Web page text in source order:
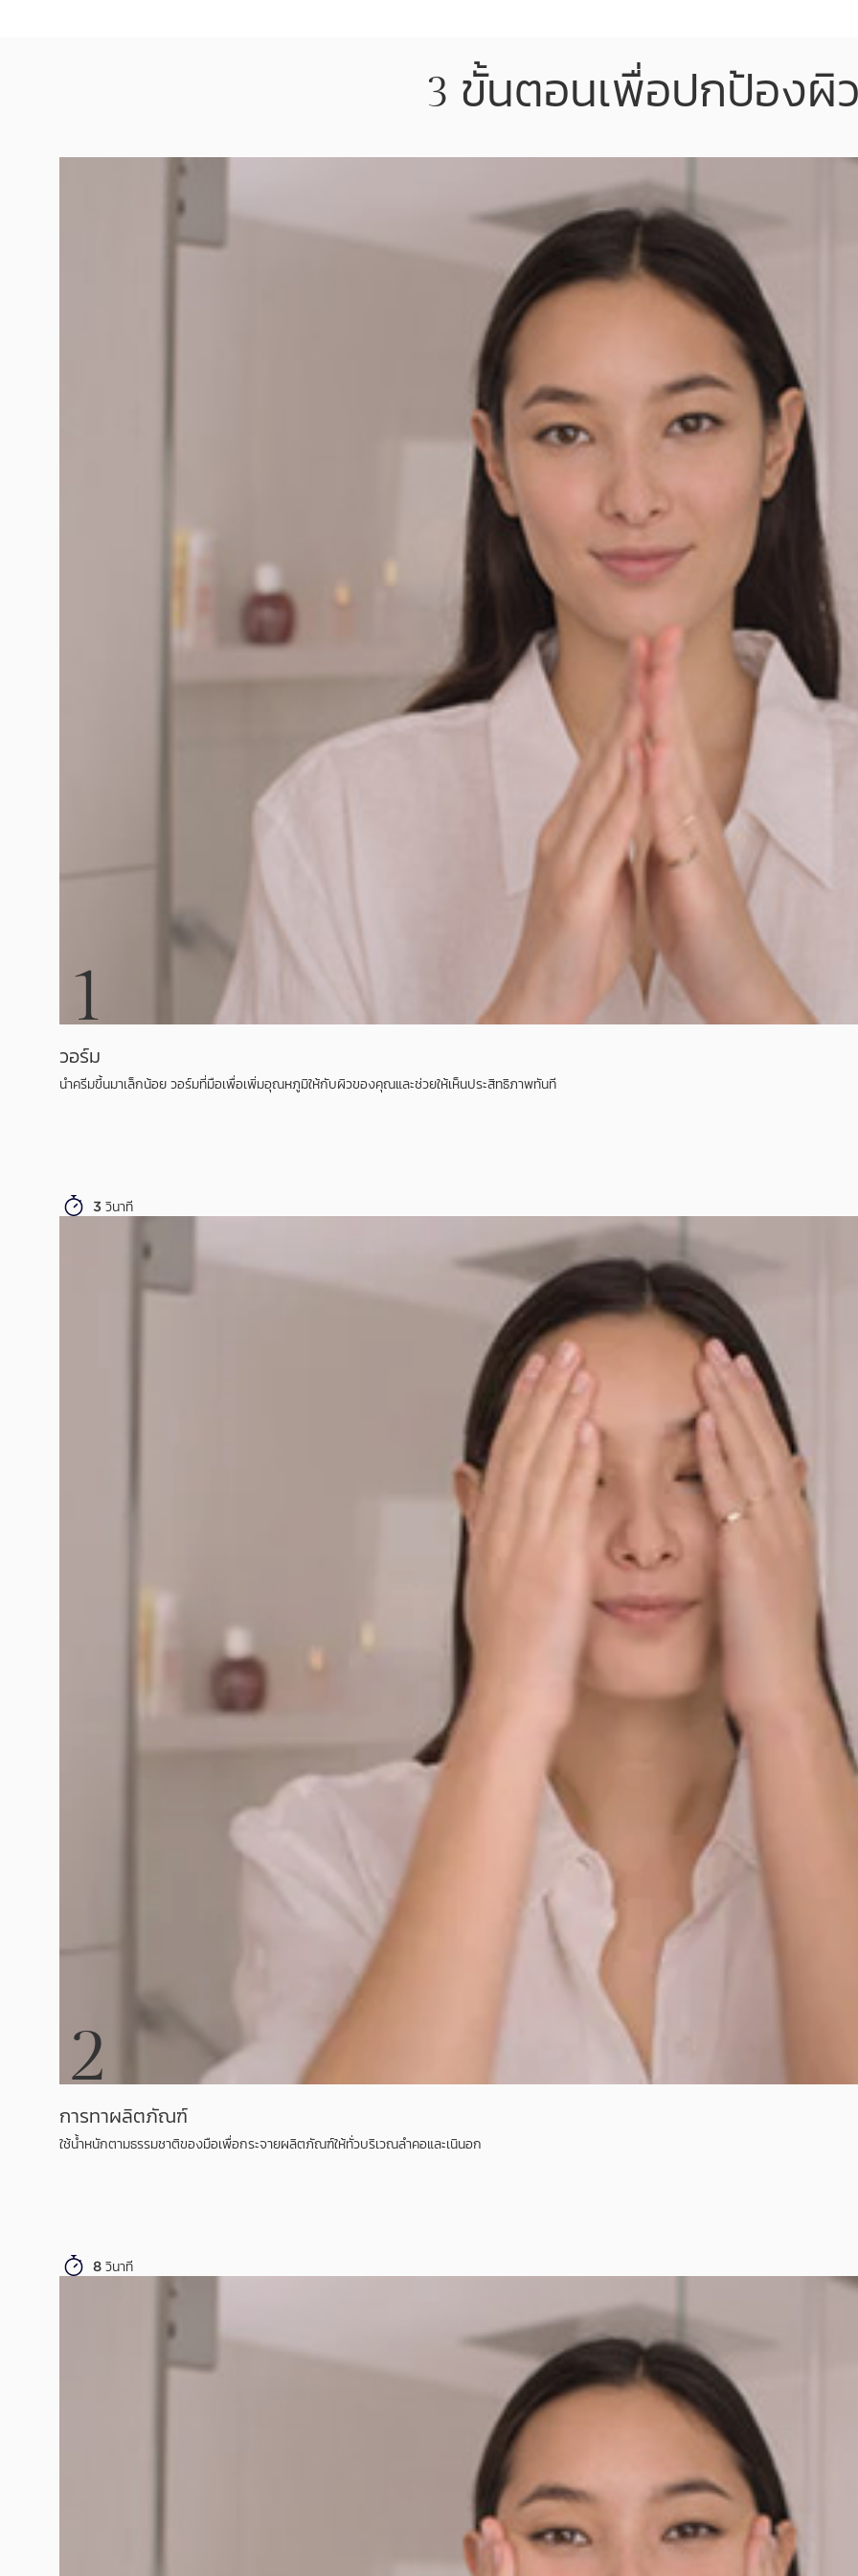
3 ขั้นตอนเพื่อปกป้องผิ
1
วอร์ม
นำครีมขึ้นมาเล็กน้อย วอร์มที่มือเพื่อเพิ่มอุณหภูมิให้กับผิวของคุณและช่วยให้เห็นประสิทธิภาพทันที
3 วินาที
2
การทาผลิตภัณฑ์
ใช้น้ำหนักตามธรรมชาติของมือเพื่อกระจายผลิตภัณฑ์ให้ทั่วบริเวณลำคอและเนินอก
8 วินาที